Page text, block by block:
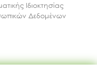
Ιδιοκτησίας
Δεδομένων